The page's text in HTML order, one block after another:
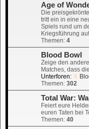
Age of
Die
tritt ein in eine
Spiels rund um
Kriegsführung
Themen: 4
Blood Bowl
Zeige den
Matches, dass
Unterforen:
Themen: 302
Total War:
Feiert eure
euren Taten bei
Themen: 40